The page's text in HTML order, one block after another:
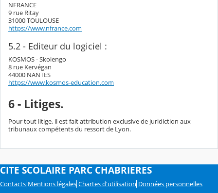
NFRANCE
9 rue Ritay
31000 TOULOUSE
https://www.nfrance.com
5.2 - Editeur du logiciel :
KOSMOS - Skolengo
8 rue Kervégan
44000 NANTES
https://www.kosmos-education.com
6 - Litiges.
Pour tout litige, il est fait attribution exclusive de juridiction aux
tribunaux compétents du ressort de Lyon.
CITE SCOLAIRE PARC CHABRIERES
Contacts Mentions légales Chartes d'utilisation Données personnelles